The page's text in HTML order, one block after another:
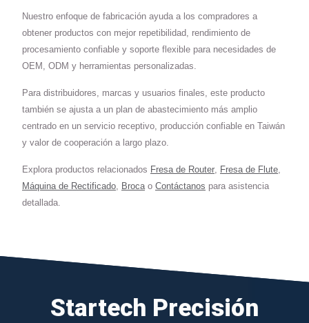
Nuestro enfoque de fabricación ayuda a los compradores a
obtener productos con mejor repetibilidad, rendimiento de
procesamiento confiable y soporte flexible para necesidades de
OEM, ODM y herramientas personalizadas.
Para distribuidores, marcas y usuarios finales, este producto
también se ajusta a un plan de abastecimiento más amplio
centrado en un servicio receptivo, producción confiable en Taiwán
y valor de cooperación a largo plazo.
Explora productos relacionados Fresa de Router, Fresa de Flute,
Máquina de Rectificado, Brocao Contáctanos para asistencia
detallada.
Startech Precisión